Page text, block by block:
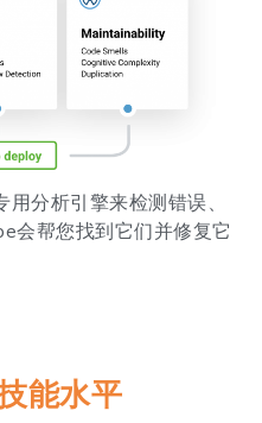
分析引擎来检测错误、
会帮您找到它们并修复它
能水平